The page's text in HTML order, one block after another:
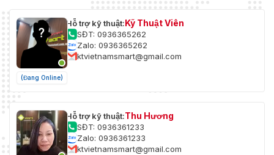
(Đang Online)
Hỗ trợ kỹ thuật:Kỹ Thuật Viên
SĐT: 0936365262
Zalo: 0936365262
ktvietnamsmart@gmail.com
Hỗ trợ kỹ thuật:Thu Hương
SĐT: 0936361233
Zalo: 0936361233
ktvietnamsmart@gmail.com